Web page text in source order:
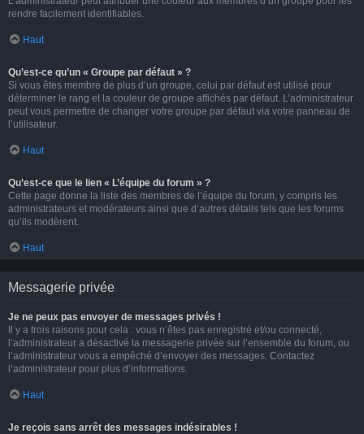
rendre facilement identifiables.
Haut
Qu’est-ce qu’un « Groupe par défaut » ?
Si vous êtes membre de plus d’un groupe, celui par défaut est utilisé pour
déterminer le rang et la couleur de groupe affichés par défaut. L’administrateur
peut vous permettre de changer votre groupe par défaut via votre panneau de
l’utilisateur.
Haut
Qu’est-ce que le lien « L’équipe du forum » ?
Cette page donne la liste des membres de l’équipe du forum, y compris les
administrateurs et modérateurs ainsi que d’autres détails tels que les forums
qu’ils modèrent.
Haut
Messagerie privée
Je ne peux pas envoyer de messages privés !
Il y a trois raisons pour cela : vous n’êtes pas enregistré et/ou connecté,
l’administrateur a désactivé la messagerie privée sur l’ensemble du forum, ou
l’administrateur vous a empêché d’envoyer des messages. Contactez
l’administrateur pour plus d’informations.
Haut
Je reçois sans arrêt des messages indésirables !